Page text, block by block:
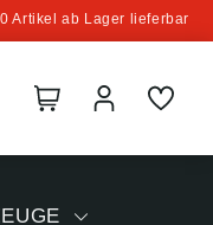
Artikel ab Lager lieferbar